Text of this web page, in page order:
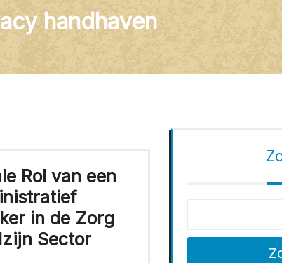
handhaven
Rol van een
in de Zorg
Sector